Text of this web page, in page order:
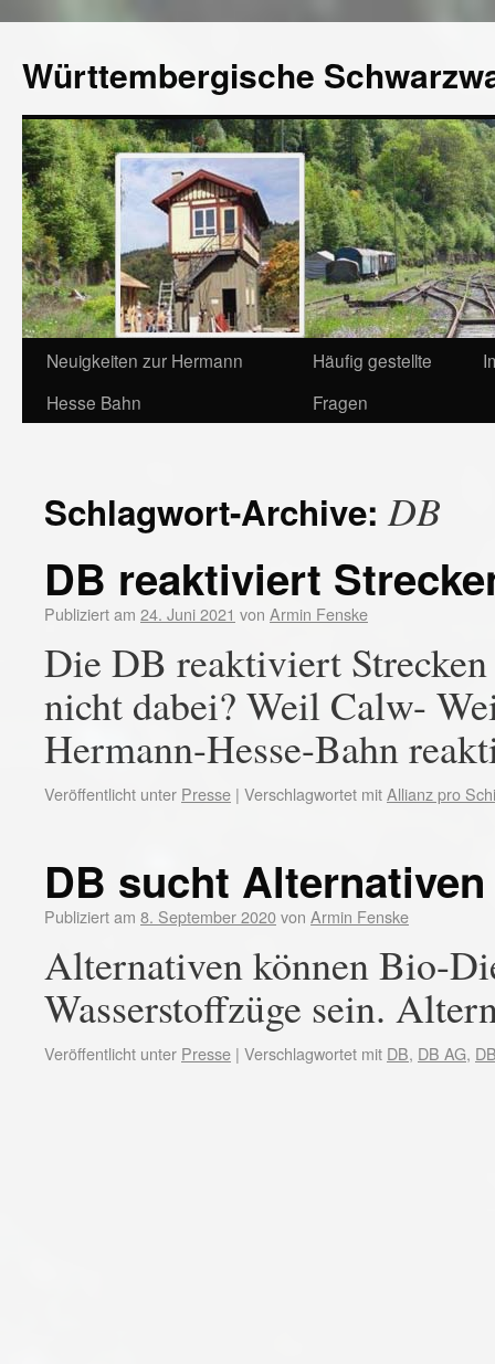
Württembergische
Neuigkeiten zur Hermann
Hesse Bahn
Häufig gestellte
Fragen
Schlagwort-Archive:DB
DB reaktiviert
Publiziert am 24. Juni 2021 von Armin Fenske
Die DB reaktiviert
nicht dabei? Weil Calw-
Hermann-Hesse-Bahn
Veröffentlicht unter Presse | Verschlagwortet mitAllianz pro
DB sucht
Publiziert am 8. September 2020von Armin Fenske
Alternativen können Bio-
Wasserstoffzüge sein.
Veröffentlicht unter Presse | Verschlagwortet mit DB, DB AG,